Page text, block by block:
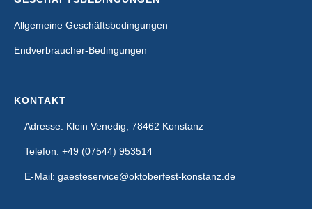
Allgemeine Geschäftsbedingungen
Endverbraucher-Bedingungen
KONTAKT
Adresse: Klein Venedig, 78462 Konstanz
Telefon: +49 (07544) 953514
E-Mail: gaesteservice@oktoberfest-konstanz.de